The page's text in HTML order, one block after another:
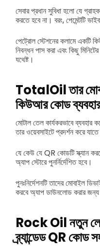
সেবার প্রধান সুবিধা হলো যে
করতে হবে না। বরং, পেমেন্টটি
পেট্রোল স্টেশনের কলামে একটি
নিবন্ধন পাস করা এবং কিছু
যথেষ্ট।
TotalOil তার
কিউআর কোড
মোটাল তেল কার্যকরভাবে ব্যবহার
তার ওয়েবসাইটে প্রদর্শন করে
যে কেউ যে QR কোডটি স্ক্যান
অ্যাপ স্টোরে পুনর্নির্দেশিত হবে।
পুনঃনির্দেশনটি তাদের মোবাইল
করবে অ্যাপ ডাউনলোড করার
Rock Oil নতুন
ব্র্যান্ডেড QR কোড